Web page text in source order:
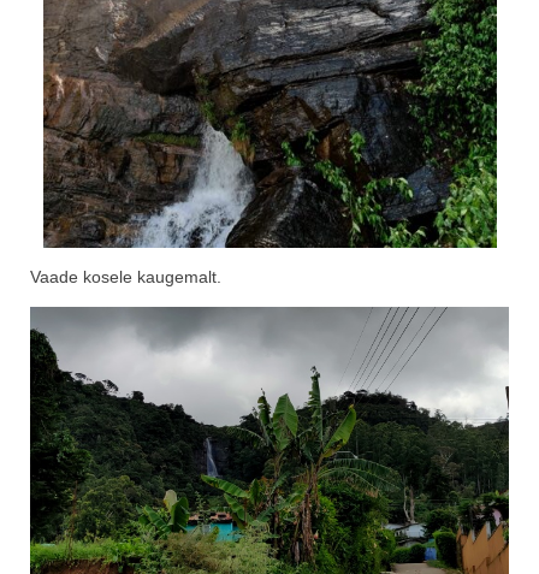
Vaade kosele kaugemalt.